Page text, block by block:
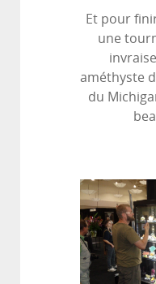
Et pour
une
améthyste
du